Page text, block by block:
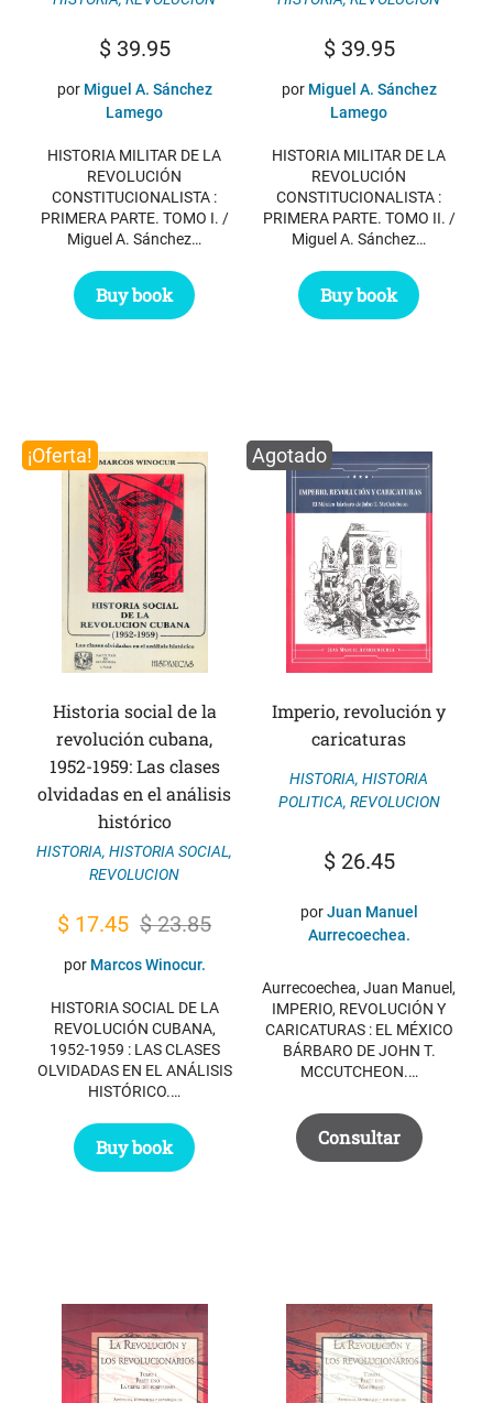
$39.95
por Miguel A. Sánchez
Lamego
HISTORIA MILITAR DE LA
REVOLUCIÓN
CONSTITUCIONALISTA :
PRIMERA PARTE. TOMO I. /
Miguel A. Sánchez…
Buy book
$39.95
por Miguel A. Sánchez
Lamego
HISTORIA MILITAR DE LA
REVOLUCIÓN
CONSTITUCIONALISTA :
PRIMERA PARTE. TOMO II. /
Miguel A. Sánchez…
Buy book
¡Oferta!
Historia social de la
revolución cubana,
1952-1959: Las clases
olvidadas en el análisis
histórico
HISTORIA, HISTORIA SOCIAL,
REVOLUCION
$23.85
El
precio
era:
$ 23.85.
$ 17.45 El
precio
es:
$ 17.45.
por Marcos Winocur.
HISTORIA SOCIAL DE LA
REVOLUCIÓN CUBANA,
1952-1959 : LAS CLASES
OLVIDADAS EN EL ANÁLISIS
HISTÓRICO.…
Buy book
Agotado
Imperio, revolución y
caricaturas
HISTORIA, HISTORIA
POLITICA, REVOLUCION
$26.45
porJuan Manuel
Aurrecoechea.
Aurrecoechea, Juan Manuel,
IMPERIO, REVOLUCIÓN Y
CARICATURAS : EL MÉXICO
BÁRBARO DE JOHN T.
MCCUTCHEON.…
Consultar